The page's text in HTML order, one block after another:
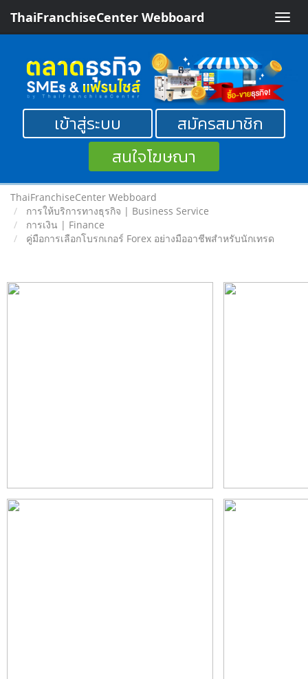
Toggle
ThaiFranchiseCenter Webboard
เข้าสู่ระบบ
สมัครสมาชิก
สนใจโฆษณา
ThaiFranchiseCenter Webboard
การให้บริการทางธุรกิจ | Business Service
การเงิน | Finance
คู่มือการเลือกโบรกเกอร์ Forex อย่างมืออาชีพสำหรับนักเทรด